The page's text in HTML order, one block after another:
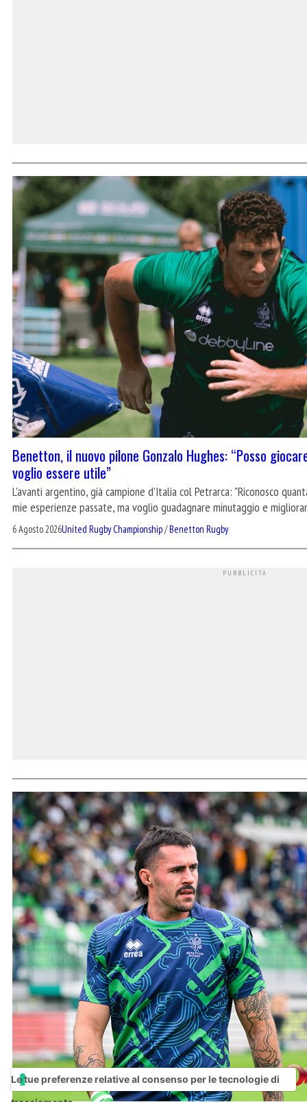
Benetton, il nuovo pilone Gonzalo Hughes: “Posso
voglio essere utile”
L'avanti argentino, già campione d'Italia col Petrarca: "Riconosco
mie esperienze passate, ma voglio guadagnare minutaggio e
6 Agosto 2026United Rugby Championship/Benetton Rugby
Le tue preferenze relative al consenso per le tecnologie di